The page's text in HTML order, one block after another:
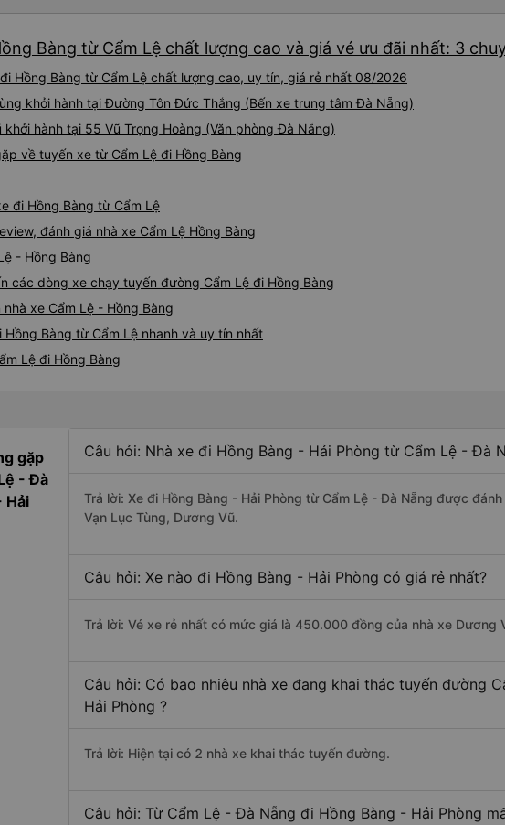
Bàng từ Cẩm Lệ chất lượng cao và giá vé ưu đãi nhất: 3
Hồng Bàng từ Cẩm Lệ chất lượng cao, uy tín, giá rẻ nhất 08/2026
khởi hành tại Đường Tôn Đức Thắng (Bến xe trung tâm Đà Nẵng)
khởi hành tại 55 Vũ Trọng Hoàng (Văn phòng Đà Nẵng)
về tuyến xe từ Cẩm Lệ đi Hồng Bàng
đi Hồng Bàng từ Cẩm Lệ
đánh giá nhà xe Cẩm Lệ Hồng Bàng
- Hồng Bàng
các dòng xe chạy tuyến đường Cẩm Lệ đi Hồng Bàng
xe Cẩm Lệ - Hồng Bàng
Bàng từ Cẩm Lệ nhanh và uy tín nhất
Lệ đi Hồng Bàng
gặp
- Đà
Hải
Câu hỏi: Nhà xe đi Hồng Bàng - Hải Phòng từ Cẩm Lệ - Đà
Trả lời: Xe đi Hồng Bàng - Hải Phòng từ Cẩm Lệ - Đà Nẵng được
Vạn Lục Tùng, Dương Vũ.
Câu hỏi: Xe nào đi Hồng Bàng - Hải Phòng có giá rẻ nhất?
Trả lời: Vé xe rẻ nhất có mức giá là 450.000 đồng của nhà xe Dương
Câu hỏi: Có bao nhiêu nhà xe đang khai thác tuyến đường
Hải Phòng ?
Trả lời: Hiện tại có 2 nhà xe khai thác tuyến đường.
Câu hỏi: Từ Cẩm Lệ - Đà Nẵng đi Hồng Bàng - Hải Phòng